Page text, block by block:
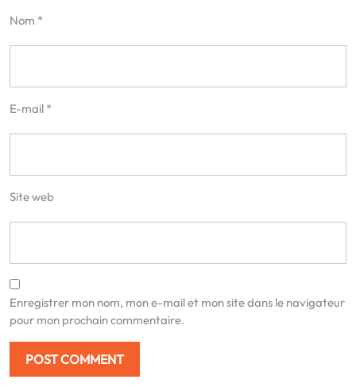
Nom *
E-mail *
Site web
Enregistrer mon nom, mon e-mail et mon site dans le navigateur
pour mon prochain commentaire.